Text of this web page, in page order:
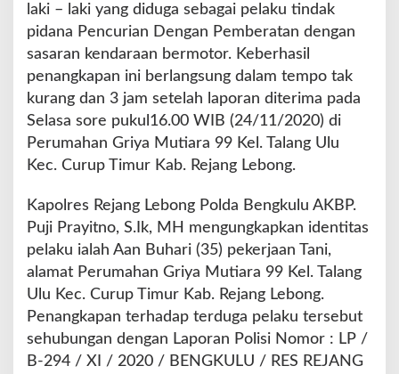
p
i
a
s
C
u
a
m
o
r
laki – laki yang diduga sebagai pelaku tindak
pidana Pencurian Dengan Pemberatan dengan
sasaran kendaraan bermotor. Keberhasil
penangkapan ini berlangsung dalam tempo tak
kurang dan 3 jam setelah laporan diterima pada
Selasa sore pukul16.00 WIB (24/11/2020) di
Perumahan Griya Mutiara 99 Kel. Talang Ulu
Kec. Curup Timur Kab. Rejang Lebong.
Kapolres Rejang Lebong Polda Bengkulu AKBP.
Puji Prayitno, S.Ik, MH mengungkapkan identitas
pelaku ialah Aan Buhari (35) pekerjaan Tani,
alamat Perumahan Griya Mutiara 99 Kel. Talang
Ulu Kec. Curup Timur Kab. Rejang Lebong.
Penangkapan terhadap terduga pelaku tersebut
sehubungan dengan Laporan Polisi Nomor : LP /
B-294 / XI / 2020 / BENGKULU / RES REJANG